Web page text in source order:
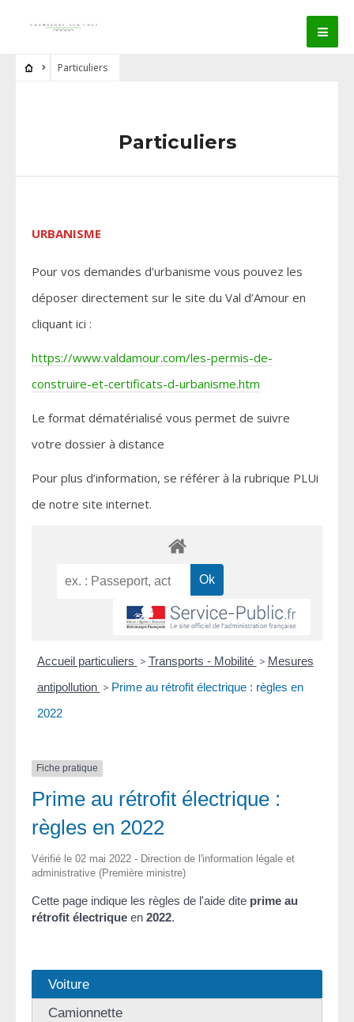
Particuliers
Particuliers
URBANISME
Pour vos demandes d’urbanisme vous pouvez les
déposer directement sur le site du Val d’Amour en
cliquant ici :
https://www.valdamour.com/les-permis-de-
construire-et-certificats-d-urbanisme.htm
Le format dématérialisé vous permet de suivre
votre dossier à distance
Pour plus d’information, se référer à la rubrique PLUi
de notre site internet.
Accueil particuliers > Transports - Mobilité > Mesures
antipollution > Prime au rétrofit électrique : règles en
2022
Fiche pratique
Prime au rétrofit électrique :
règles en 2022
Vérifié le 02 mai 2022 - Direction de l'information légale et
administrative (Première ministre)
Cette page indique les règles de l'aide dite prime au
rétrofit électrique en 2022.
Voiture
Camionnette